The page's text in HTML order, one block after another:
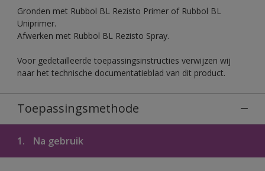
Gronden met Rubbol BL Rezisto Primer of Rubbol BL
Uniprimer.
Afwerken met Rubbol BL Rezisto Spray.
Voor gedetailleerde toepassingsinstructies verwijzen wij
naar het technische documentatieblad van dit product.
Toepassingsmethode
1. Na gebruik